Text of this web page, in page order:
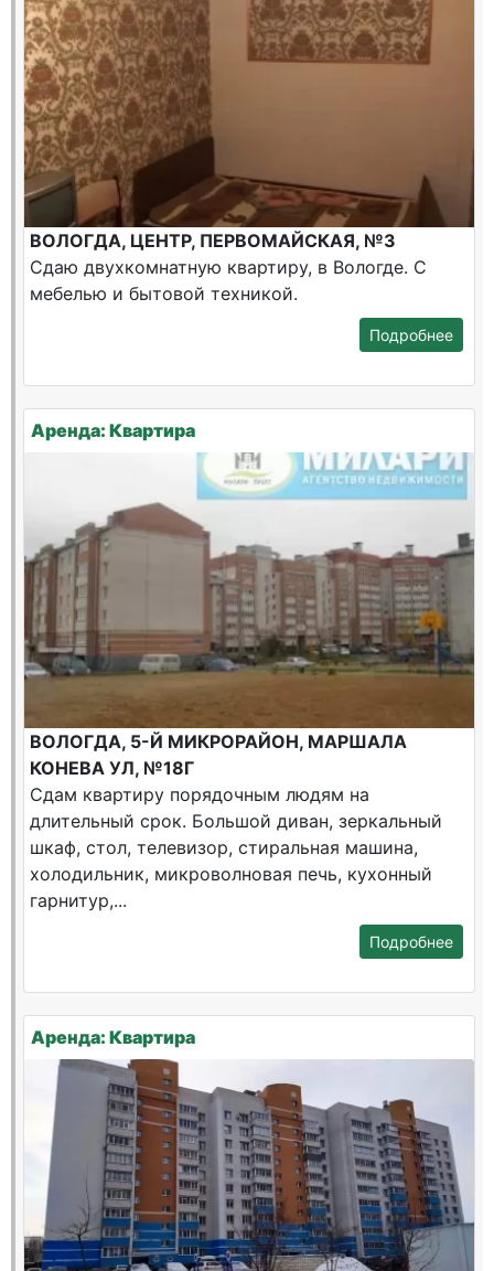
ВОЛОГДА, ЦЕНТР, ПЕРВОМАЙСКАЯ, №3
Сдаю двухкомнатную квартиру, в Вологде. С
мебелью и бытовой техникой.
Подробнее
Аренда: Квартира
ВОЛОГДА, 5-Й МИКРОРАЙОН, МАРШАЛА
КОНЕВА УЛ, №18Г
Сдам квартиру порядочным людям на
длительный срок. Большой диван, зеркальный
шкаф, стол, телевизор, стиральная машина,
холодильник, микроволновая печь, кухонный
гарнитур,...
Подробнее
Аренда: Квартира